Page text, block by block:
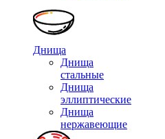
Днища
Днища
стальные
Днища
эллиптические
Днища
нержавеющие